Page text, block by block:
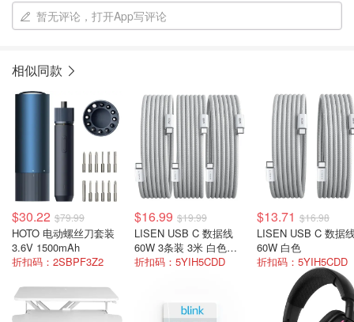
暂无评论，打开App写评论
相似同款
$30.22 $79.99
HOTO 电动螺丝刀套装
3.6V 1500mAh
折扣码：2SBPF3Z2
$16.99 $19.99
LISEN USB C 数据线
60W 3条装 3米 白色快
充
折扣码：5YIH5CDD
$13.71 $16.98
LISEN USB C 数据
60W 白色
折扣码：5YIH5CDD